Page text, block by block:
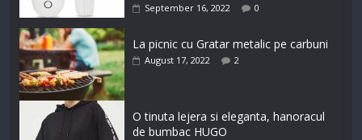
September 16, 2022 0
La picnic cu Gratar metalic pe carbuni
August 17, 2022 2
O tinuta lejera si eleganta, hanoracul
de bumbac HUGO